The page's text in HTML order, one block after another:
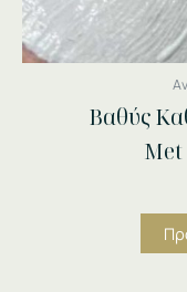
Βαθύς